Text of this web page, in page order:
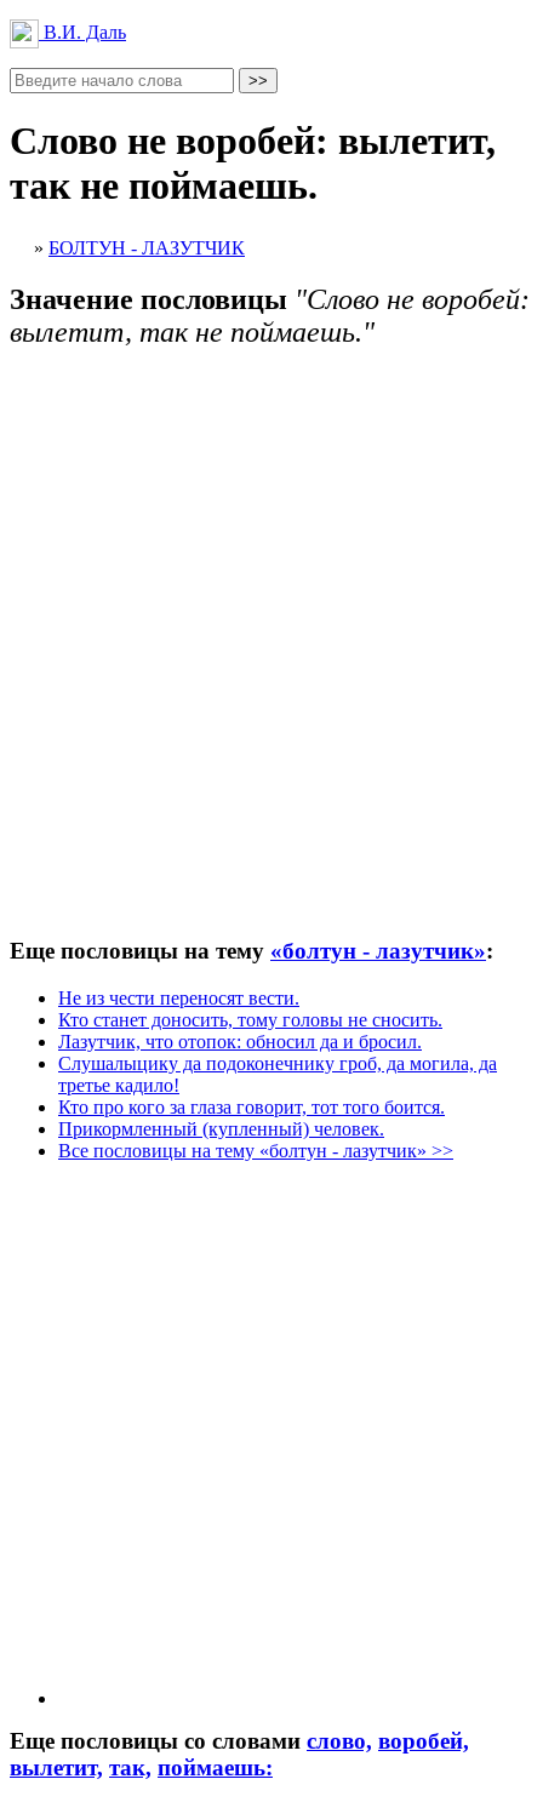
В.И. Даль
Слово не воробей: вылетит,
так не поймаешь.
» БОЛТУН - ЛАЗУТЧИК
Значение пословицы "Слово не воробей:
вылетит, так не поймаешь."
Еще пословицы на тему «болтун - лазутчик»:
Не из чести переносят вести.
Кто станет доносить, тому головы не сносить.
Лазутчик, что отопок: обносил да и бросил.
Слушалыцику да подоконечнику гроб, да могила, да
третье кадило!
Кто про кого за глаза говорит, тот того боится.
Прикормленный (купленный) человек.
Все пословицы на тему «болтун - лазутчик» >>
Еще пословицы со словами слово, воробей,
вылетит, так, поймаешь: